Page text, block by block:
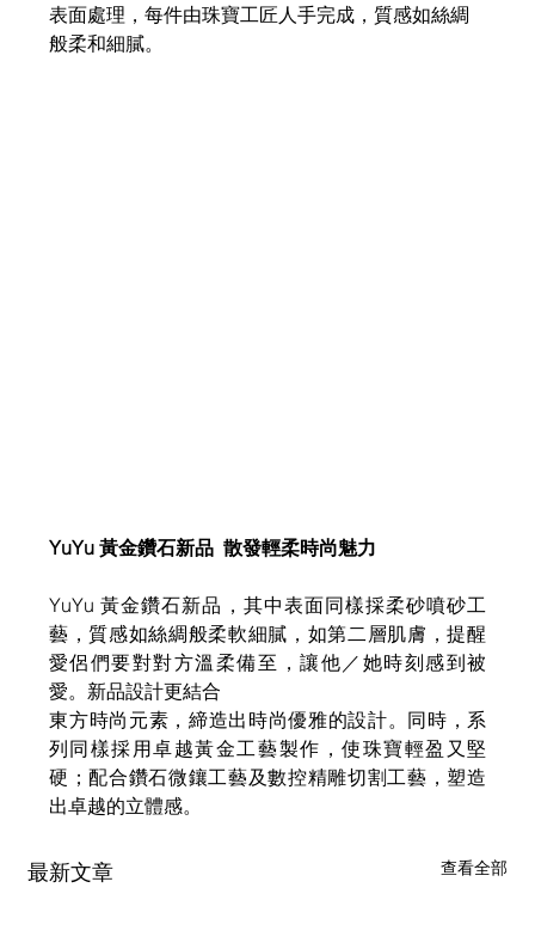
表面處理，每件由珠寶工匠人手完成，質感如絲綢
般柔和細膩。​
YuYu ​黃金鑽石新品​​  散發輕柔時尚魅力  ​
​​YuYu 黃金鑽石新品​​，其中表面同樣採柔砂噴砂工
藝，質感如絲綢般柔軟細膩，如第二層肌膚，提醒
愛侶們要對對方溫柔備至，讓他／她時刻感到被
愛。新品設計更結合​
​​東方時尚元素，締造出時尚優雅的設計。同時，系
列同樣採用卓越黃金工藝製作，使珠寶輕盈又堅
硬；配合鑽石微鑲工藝及數控精雕切割工藝，塑造
出卓越的立體感。​
最新文章 查看全部